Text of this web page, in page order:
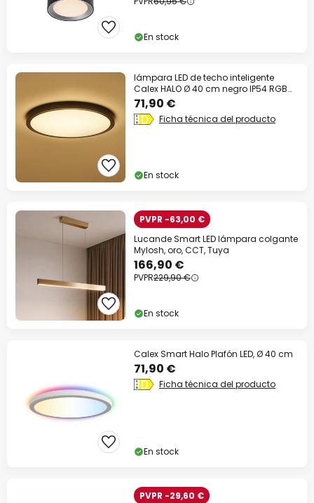
En stock
lámpara LED de techo inteligente
Calex HALO Ø 40 cm negro IP54 RGB
CCT
71,90 €
Ficha técnica del producto
En stock
PVPR -63,00 €
Lucande Smart LED lámpara colgante
Mylosh, oro, CCT, Tuya
166,90 €
PVPR229,90 €
En stock
Calex Smart Halo Plafón LED, Ø 40 cm
71,90 €
Ficha técnica del producto
En stock
PVPR -29,60 €